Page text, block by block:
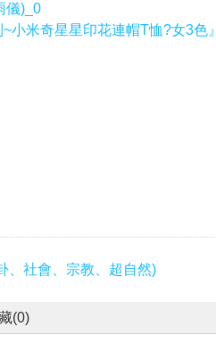
儀)_0
小米奇星星印花連帽T恤?女3色』
、社會、宗教、超自然)
(0)